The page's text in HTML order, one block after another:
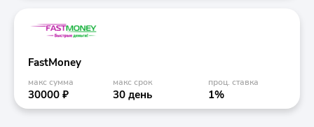
FastMoney
макс сумма
30000 ₽
макс срок
30 день
проц. ставка
1%